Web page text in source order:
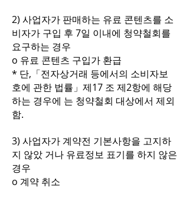
2) 사업자가 판매하는 유료 콘텐츠를 소
비자가 구입 후 7일 이내에 청약철회를
요구하는 경우
o 유료 콘텐츠 구입가 환급
* 단,「전자상거래 등에서의 소비자보
호에 관한 법률」제17 조 제2항에 해당
하는 경우에 는 청약철회 대상에서 제외
함.
3) 사업자가 계약전 기본사항을 고지하
지 않았 거나 유료정보 표기를 하지 않은
경우
o 계약 취소